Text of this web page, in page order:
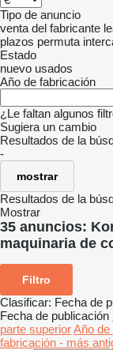
Tipo de anuncio
venta del fabricante
plazos permuta
Estado
nuevo usados
Año de fabricación
¿Le faltan algunos
Sugiera un cambio
Resultados de la
-
mostrar
Resultados de la
Mostrar
35 anuncios:
maquinaria de
Filtro
Clasificar: Fecha de
Fecha de publicación
parte superiorAño de
fabricación - más